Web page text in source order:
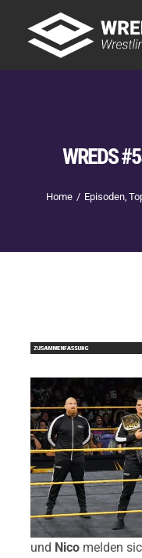
content
WREDS
Home Episoden
und Nico melden